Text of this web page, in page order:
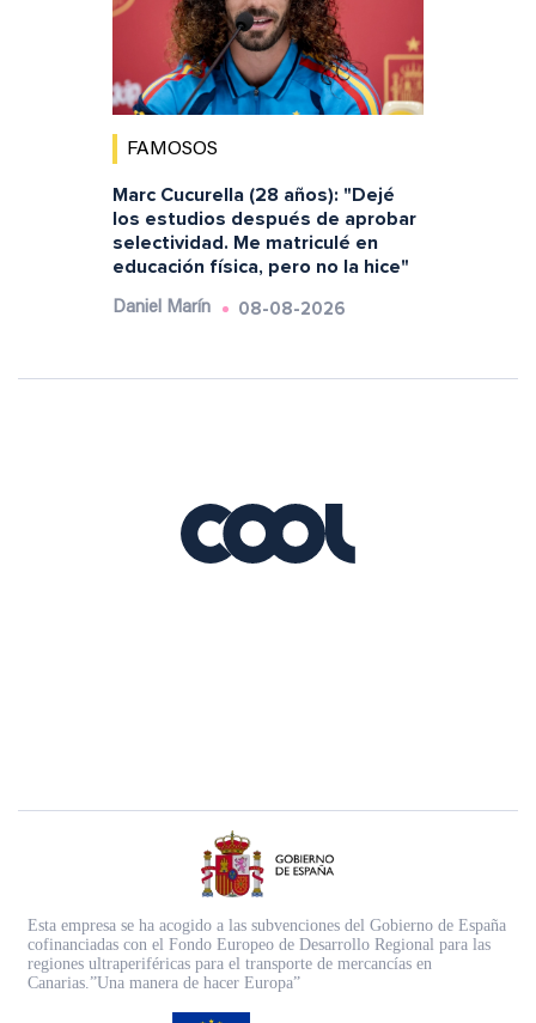
FAMOSOS
Marc Cucurella (28 años): "Dejé
los estudios después de aprobar
selectividad. Me matriculé en
educación física, pero no la hice"
Daniel Marín 08-08-2026
Esta empresa se ha acogido a las subvenciones del Gobierno de España
cofinanciadas con el Fondo Europeo de Desarrollo Regional para las
regiones ultraperiféricas para el transporte de mercancías en
Canarias.”Una manera de hacer Europa”